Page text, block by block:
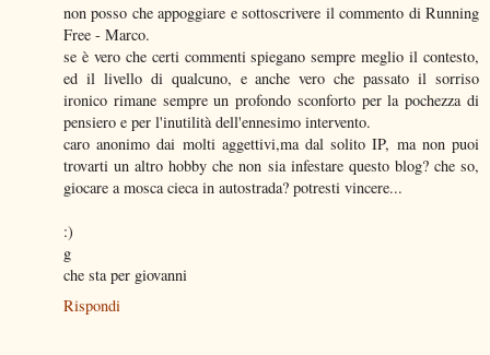
non posso che appoggiare e sottoscrivere il commento di Running
Free - Marco.
se è vero che certi commenti spiegano sempre meglio il contesto,
ed il livello di qualcuno, e anche vero che passato il sorriso
ironico rimane sempre un profondo sconforto per la pochezza di
pensiero e per l'inutilità dell'ennesimo intervento.
caro anonimo dai molti aggettivi,ma dal solito IP, ma non puoi
trovarti un altro hobby che non sia infestare questo blog? che so,
giocare a mosca cieca in autostrada? potresti vincere...
:)
g
che sta per giovanni
Rispondi